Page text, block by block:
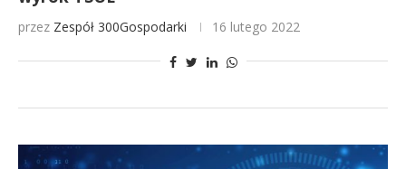
przez Zespół 300Gospodarki 16 lutego 2022